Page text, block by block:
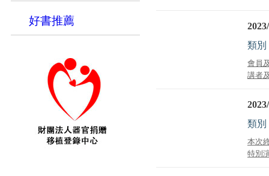
好書推薦
類別
會員
講者
類別
本次
特別